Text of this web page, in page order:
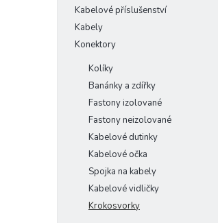
Kabelové příslušenství
Kabely
Konektory
Kolíky
Banánky a zdířky
Fastony izolované
Fastony neizolované
Kabelové dutinky
Kabelové očka
Spojka na kabely
Kabelové vidličky
Krokosvorky